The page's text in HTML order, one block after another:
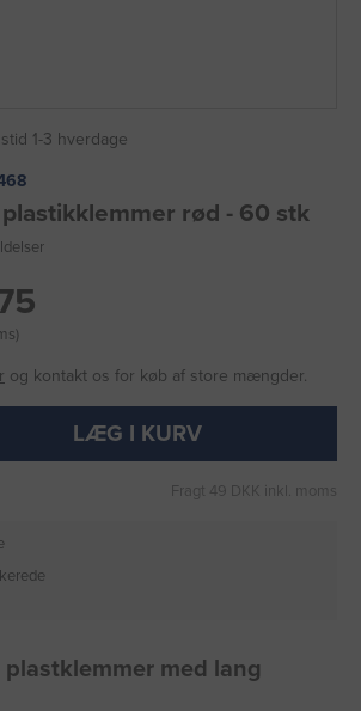
1-3 hverdage
rød - 60 stk
og kontakt os for køb af store mængder.
LÆG I KURV
Fragt 49 DKK inkl. moms
med lang